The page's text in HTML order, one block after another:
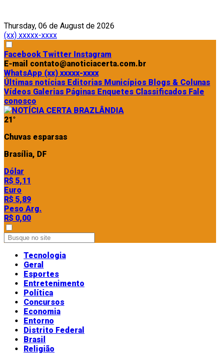
Thursday, 06 de August de 2026
(xx) xxxxx-xxxx
Facebook Twitter Instagram
E-mail contato@anoticiacerta.com.br
WhatsApp (xx) xxxxx-xxxx
Últimas notícias Editorias Municípios Blogs & Colunas
Vídeos Galerias Páginas Enquetes Classificados Fale
conosco
21°
Chuvas esparsas
Brasília, DF
Dólar
R$ 5,11
Euro
R$ 5,89
Peso Arg.
R$ 0,00
Tecnologia
Geral
Esportes
Entretenimento
Política
Concursos
Economia
Entorno
Distrito Federal
Brasil
Religião